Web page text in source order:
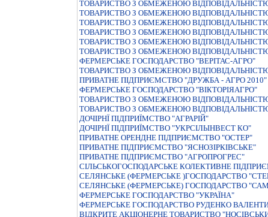
ТОВАРИСТВО З ОБМЕЖЕНОЮ
ТОВАРИСТВО З ОБМЕЖЕНОЮ
ТОВАРИСТВО З ОБМЕЖЕНОЮ
ТОВАРИСТВО З ОБМЕЖЕНОЮ
ТОВАРИСТВО З ОБМЕЖЕНОЮ
ТОВАРИСТВО З ОБМЕЖЕНОЮ
ФЕРМЕРСЬКЕ ГОСПОДАРСТВО "ВЕРIТАС-АГРО"
ТОВАРИСТВО З ОБМЕЖЕНОЮ
ПРИВАТНЕ ПIДПРИЄМСТВО "ДРУЖБА - АГРО 2010"
ФЕРМЕРСЬКЕ ГОСПОДАРСТВО "ВIКТОРIЯАГРО"
ТОВАРИСТВО З ОБМЕЖЕНОЮ
ТОВАРИСТВО З ОБМЕЖЕНОЮ
ДОЧIРНЇ ПIДПРИЇМСТВО "АГРАРIЙ"
ДОЧIРНЇ ПIДПРИЇМСТВО "УКРСIЛЬIНВЕСТ КО"
ПРИВАТНЕ ОРЕНДНЕ ПІДПРИЄМСТВО "ОСТЕР"
ПРИВАТНЕ ПIДПРИЄМСТВО "ЯСНОЗIРКIВСЬКЕ"
ПРИВАТНЕ ПІДПРИЄМСТВО "АГРОПРОГРЕС"
СІЛЬСЬКОГОСПОДАРСЬКЕ КОЛЕКТИВНЕ
СЕЛЯНСЬКЕ (ФЕРМЕРСЬКЕ )ГОСПОДАРСТВО
СЕЛЯНСЬКЕ (ФЕРМЕРСЬКЕ) ГОСПОДАРСТВО
ФЕРМЕРСЬКЕ ГОСПОДАРСТВО "УКРАЇНА"
ФЕРМЕРСЬКЕ ГОСПОДАРСТВО РУДЕНКО
ВIДКРИТЕ АКЦIОНЕРНЕ ТОВАРИСТВО